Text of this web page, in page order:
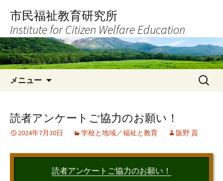
ン
ツ
へ
キ
市民福祉教育研究所
Institute for Citizen Welfare Education
メニュー
検
索:
読者アンケートご協力のお願い！
2024年7月30日 学校と地域／福祉と教育 阪野 貢
読者アンケートご協力のお願い！